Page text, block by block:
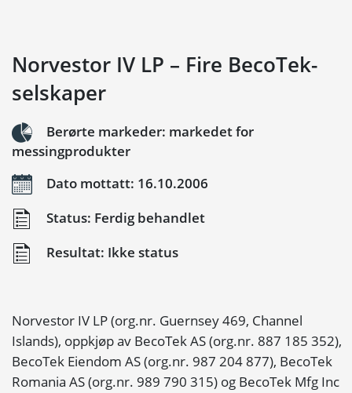
Norvestor IV LP – Fire BecoTek-
selskaper
Berørte markeder: markedet for
messingprodukter
Dato mottatt: 16.10.2006
Status: Ferdig behandlet
Resultat: Ikke status
Norvestor IV LP (org.nr. Guernsey 469, Channel
Islands), oppkjøp av BecoTek AS (org.nr. 887 185 352),
BecoTek Eiendom AS (org.nr. 987 204 877), BecoTek
Romania AS (org.nr. 989 790 315) og BecoTek Mfg Inc